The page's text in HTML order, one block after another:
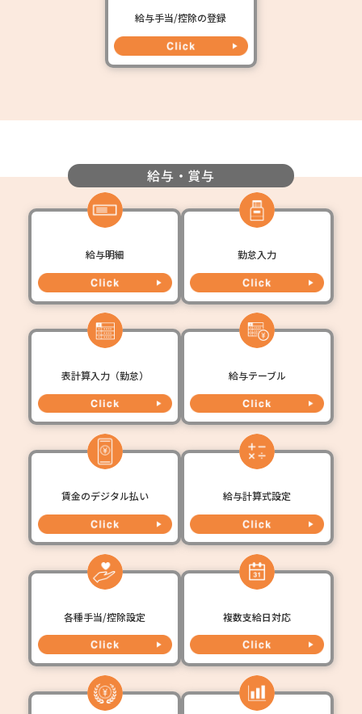
給与手当/控除の登録
給与・賞与
給与明細 勤怠入力
表計算入力（勤怠） 給与テーブル
賃金のデジタル払い 給与計算式設定
各種手当/控除設定 複数支給日対応